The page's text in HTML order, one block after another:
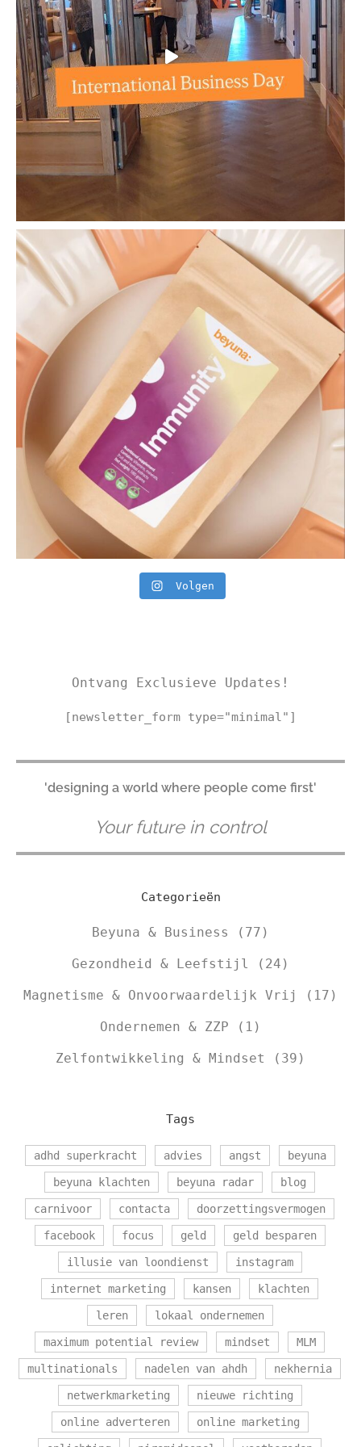
Volgen
Ontvang Exclusieve Updates!
[newsletter_form type="minimal"]
'designing a world where people come first'
Your future in control
Categorieën
Beyuna & Business (77)
Gezondheid & Leefstijl (24)
Magnetisme & Onvoorwaardelijk Vrij (17)
Ondernemen & ZZP (1)
Zelfontwikkeling & Mindset (39)
Tags
adhd superkracht advies angst beyuna
beyuna klachten beyuna radar blog
carnivoor contacta doorzettingsvermogen
facebook focus geld geld besparen
illusie van loondienst instagram
internet marketing kansen klachten
leren lokaal ondernemen
maximum potential review mindset MLM
multinationals nadelen van ahdh nekhernia
netwerkmarketing nieuwe richting
online adverteren online marketing